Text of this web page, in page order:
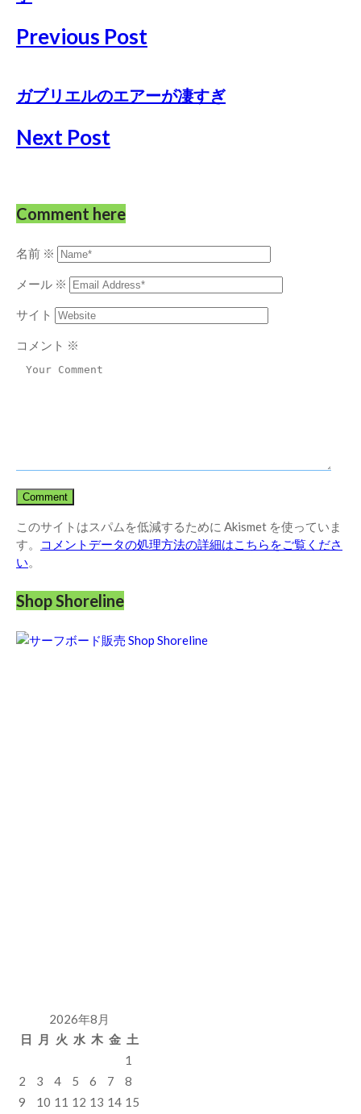
Previous Post
ガブリエルのエアーが凄すぎ
Next Post
Comment here
名前 ※
メール ※
サイト
コメント ※
このサイトはスパムを低減するために Akismet を使っていま
す。
コメントデータの処理方法の詳細はこちらをご覧くださ
い。
Shop Shoreline
2026年8月
日
月 火 水 木 金 土
1
2
3 4 5 6 7
8
9
10 11 12 13 14 15